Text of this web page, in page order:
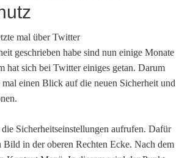
mal über Twitter
geschrieben habe sind nun einige Monate
hat sich bei Twitter einiges getan. Darum
einen Blick auf die neuen Sicherheit und
Sicherheitseinstellungen aufrufen. Dafür
in der oberen Rechten Ecke. Nach dem